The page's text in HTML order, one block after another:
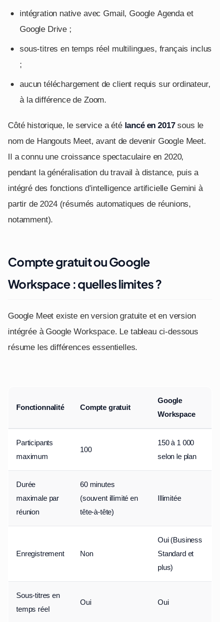
intégration native avec Gmail, Google Agenda et
Google Drive ;
sous-titres en temps réel multilingues, français inclus
;
aucun téléchargement de client requis sur ordinateur,
à la différence de Zoom.
Côté historique, le service a été lancé en 2017sous le
nom de Hangouts Meet, avant de devenir Google Meet.
Il a connu une croissance spectaculaire en 2020,
pendant la généralisation du travail à distance, puis a
intégré des fonctions d'intelligence artificielle Gemini à
partir de 2024 (résumés automatiques de réunions,
notamment).
Compte gratuit ou Google
Workspace : quelles limites ?
Google Meet existe en version gratuite et en version
intégrée à Google Workspace. Le tableau ci-dessous
résume les différences essentielles.
Fonctionnalité Compte gratuit
Google
Workspace
Participants
maximum
100
150 à 1 000
selon le plan
Durée
maximale par
réunion
60 minutes
(souvent illimité en
tête-à-tête)
Illimitée
Enregistrement Non
Oui (Business
Standard et
plus)
Sous-titres en
temps réel
Oui Oui